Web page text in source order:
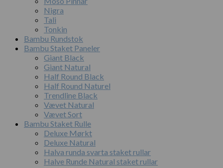
Nigra
Tali
Tonkin
Bambu Rundstok
Bambu Staket Paneler
Giant Black
Giant Natural
Half Round Black
Half Round Naturel
Trendline Black
Vævet Natural
Vævet Sort
Bambu Staket Rulle
Deluxe Mørkt
Deluxe Natural
Halva runda svarta staket rullar
Halve Runde Natural staket rullar